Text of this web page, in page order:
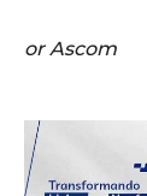
or Ascom